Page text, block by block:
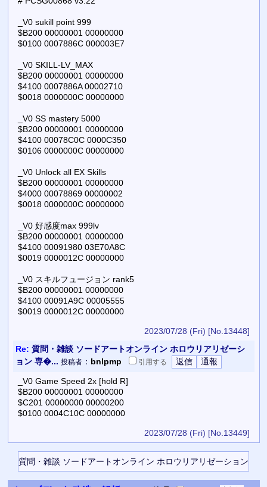
_V0 sukill point 999
$B200 00000001 00000000
$0100 0007886C 000003E7
_V0 SKILL-LV_MAX
$B200 00000001 00000000
$4100 0007886A 00002710
$0018 0000000C 00000000
_V0 SS mastery 5000
$B200 00000001 00000000
$4100 00078C0C 0000C350
$0106 0000000C 00000000
_V0 Unlock all EX Skills
$B200 00000001 00000000
$4000 00078869 00000002
$0018 0000000C 00000000
_V0 好感度max 999lv
$B200 00000001 00000000
$4100 00091980 03E70A8C
$0019 0000012C 00000000
_V0 スキルフュージョン rank5
$B200 00000001 00000000
$4100 00091A9C 00005555
$0019 0000012C 00000000
2023/07/28 (Fri) [No.13448]
Re: 質問・雑談 ソードアートオンライン ホロウリアリゼーシ
ョン 専�... 投稿者： bnlpmp 引用する
_V0 Game Speed 2x [hold R]
$B200 00000001 00000000
$C201 00000000 00000200
$0100 0004C10C 00000000
2023/07/28 (Fri) [No.13449]